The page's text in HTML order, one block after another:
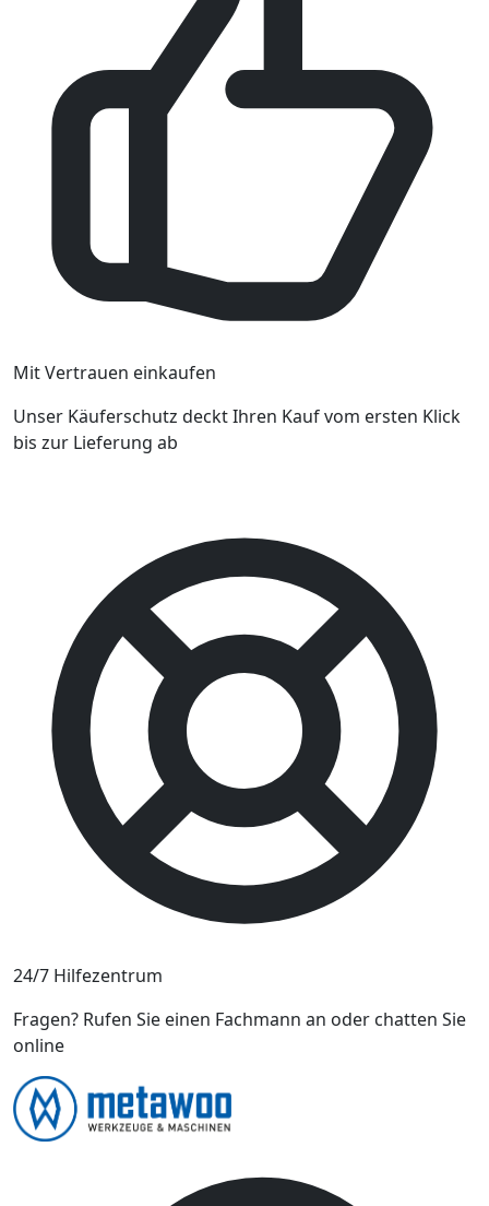
Mit Vertrauen einkaufen
Unser Käuferschutz deckt Ihren Kauf vom ersten Klick
bis zur Lieferung ab
24/7 Hilfezentrum
Fragen? Rufen Sie einen Fachmann an oder chatten Sie
online